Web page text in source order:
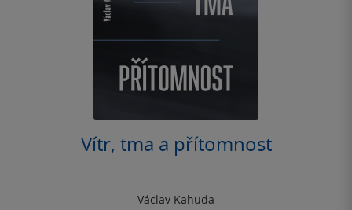
Vítr, tma a přítomnost
Václav Kahuda